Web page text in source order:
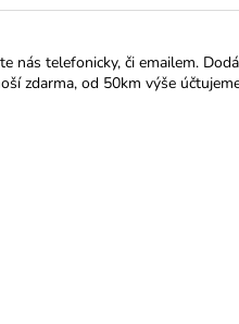
nás telefonicky, či emailem.
zdarma, od 50km výše